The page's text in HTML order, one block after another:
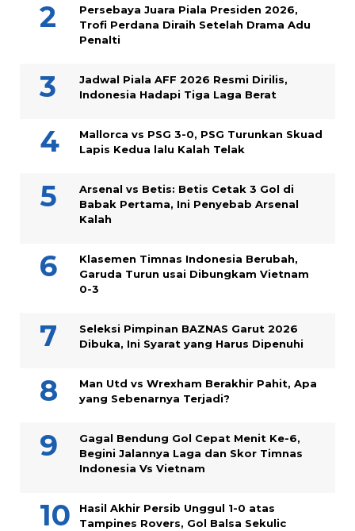
Persebaya Juara Piala Presiden 2026,
Trofi Perdana Diraih Setelah Drama Adu
Penalti
Jadwal Piala AFF 2026 Resmi Dirilis,
Indonesia Hadapi Tiga Laga Berat
Mallorca vs PSG 3-0, PSG Turunkan Skuad
Lapis Kedua lalu Kalah Telak
Arsenal vs Betis: Betis Cetak 3 Gol di
Babak Pertama, Ini Penyebab Arsenal
Kalah
Klasemen Timnas Indonesia Berubah,
Garuda Turun usai Dibungkam Vietnam
0-3
Seleksi Pimpinan BAZNAS Garut 2026
Dibuka, Ini Syarat yang Harus Dipenuhi
Man Utd vs Wrexham Berakhir Pahit, Apa
yang Sebenarnya Terjadi?
Gagal Bendung Gol Cepat Menit Ke-6,
Begini Jalannya Laga dan Skor Timnas
Indonesia Vs Vietnam
Hasil Akhir Persib Unggul 1-0 atas
Tampines Rovers, Gol Balsa Sekulic